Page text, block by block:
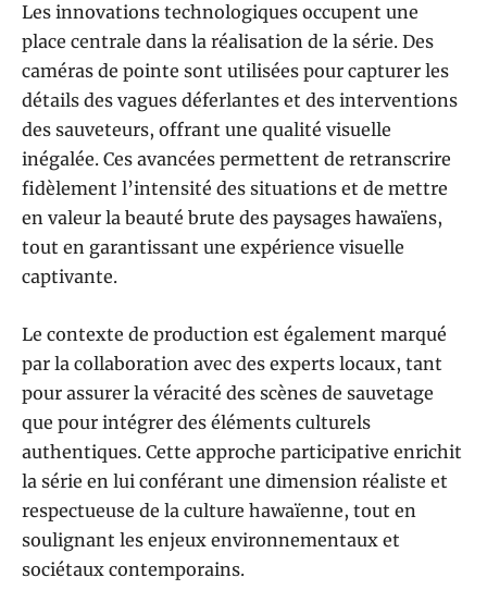
Les innovations technologiques occupent une
place centrale dans la réalisation de la série. Des
caméras de pointe sont utilisées pour capturer les
détails des vagues déferlantes et des interventions
des sauveteurs, offrant une qualité visuelle
inégalée. Ces avancées permettent de retranscrire
fidèlement l’intensité des situations et de mettre
en valeur la beauté brute des paysages hawaïens,
tout en garantissant une expérience visuelle
captivante.
Le contexte de production est également marqué
par la collaboration avec des experts locaux, tant
pour assurer la véracité des scènes de sauvetage
que pour intégrer des éléments culturels
authentiques. Cette approche participative enrichit
la série en lui conférant une dimension réaliste et
respectueuse de la culture hawaïenne, tout en
soulignant les enjeux environnementaux et
sociétaux contemporains.